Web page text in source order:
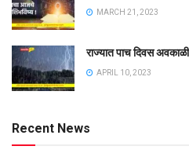
MARCH 21, 2023
राज्यात पाच दिवस
APRIL 10, 2023
Recent News